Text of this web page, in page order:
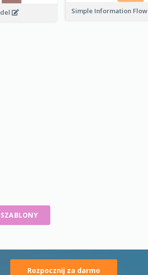
Simple Information Flow
Rozpocznij za darmo